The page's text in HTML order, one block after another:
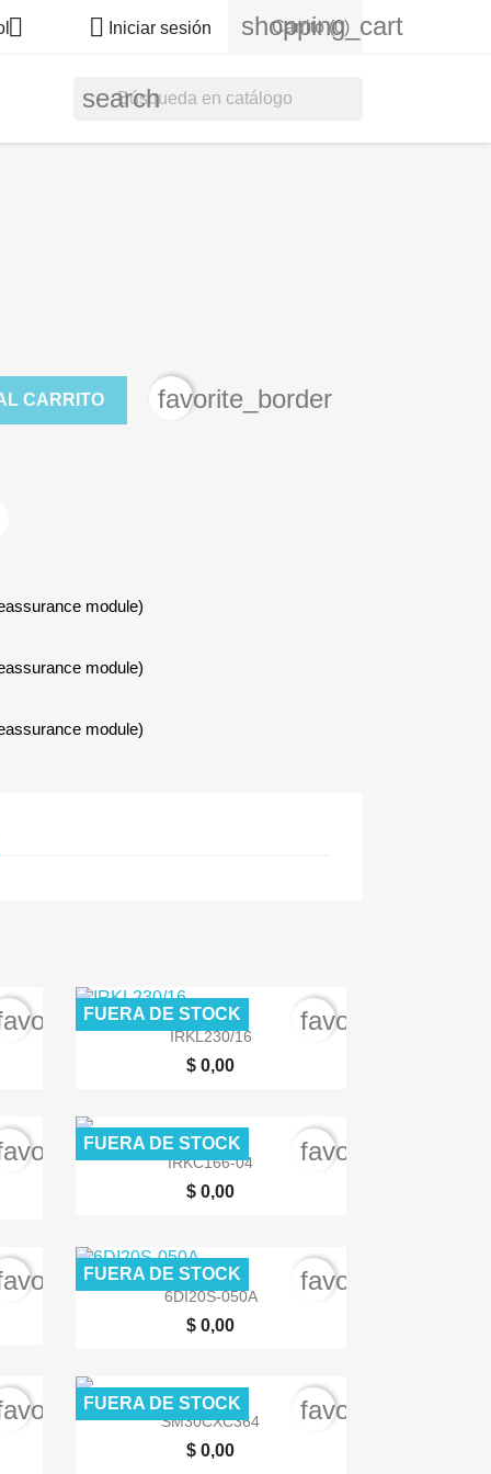
  Iniciar sesión shopping_cart
Carrito (0)
search
CARRITO
favorite_border
module)
module)
module)
 Vista rápida
IRKL230/16
$ 0,00
FUERA DE STOCK favorite_border
 Vista rápida
IRKC166-04
$ 0,00
FUERA DE STOCK favorite_border
 Vista rápida
6DI20S-050A
$ 0,00
FUERA DE STOCK favorite_border
 Vista rápida
SM30CXC364
$ 0,00
FUERA DE STOCK favorite_border